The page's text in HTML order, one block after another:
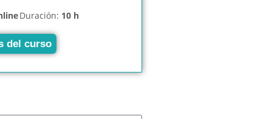
Duración: 10 h
del curso